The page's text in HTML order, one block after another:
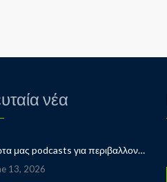
νέα
Τα πρώτα μας podcasts για περιβαλλοντικά θέματα…. παρακολουθήστε μας…
13, 2026